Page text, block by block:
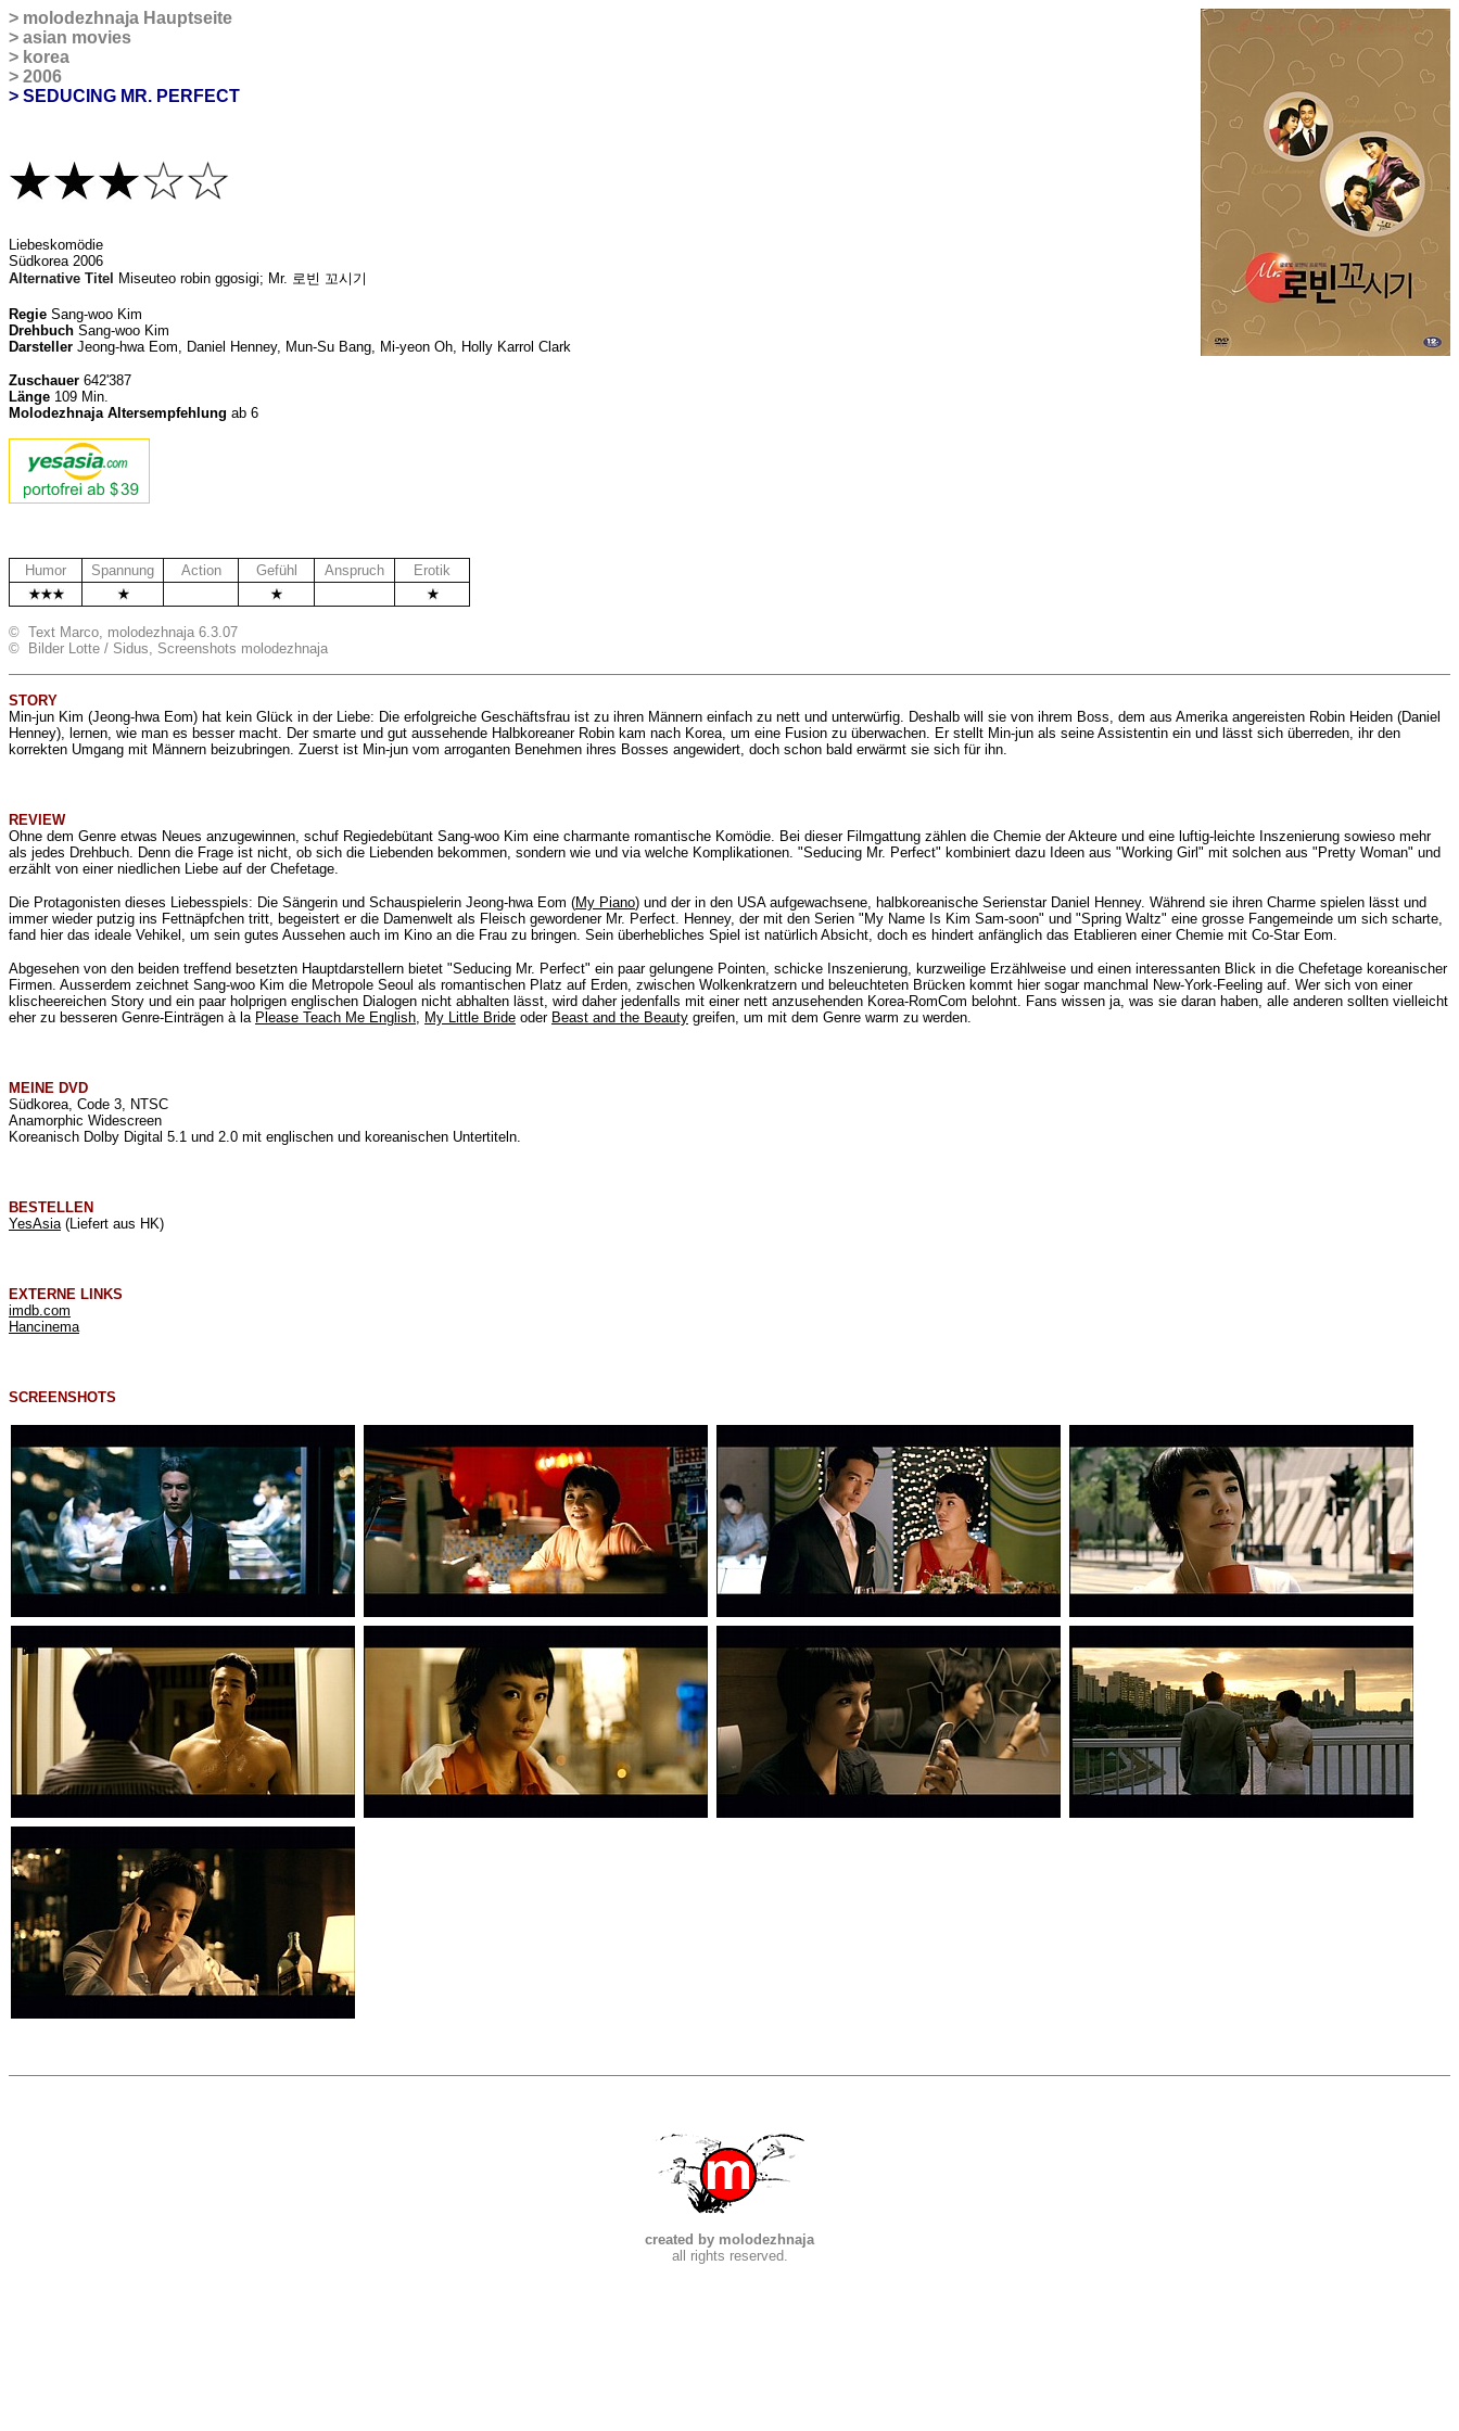
> molodezhnaja Hauptseite
> asian movies
> korea
> 2006
> SEDUCING MR. PERFECT
Liebeskomödie
Südkorea 2006
Alternative Titel
Miseuteo robin ggosigi; Mr. 로빈 꼬시기
Regie Sang-woo Kim
Drehbuch Sang-woo Kim
Darsteller Jeong-hwa Eom, Daniel Henney, Mun-Su Bang, Mi-yeon Oh, Holly Karrol Clark
Zuschauer 642'387
Länge 109 Min.
Molodezhnaja Altersempfehlung ab 6
Humor Spannung Action Gefühl Anspruch
Erotik
© Text Marco, molodezhnaja 6.3.07
© Bilder Lotte / Sidus, Screenshots molodezhnaja
STORY
Min-jun Kim (Jeong-hwa Eom) hat kein Glück in der Liebe: Die erfolgreiche Geschäftsfrau ist zu ihren Männern einfach zu nett und unterwürfig. Deshalb will sie von ihrem Boss, dem aus Amerika angereisten Robin Heiden (Daniel
Henney), lernen, wie man es besser macht. Der smarte und gut aussehende Halbkoreaner Robin kam nach Korea, um eine Fusion zu überwachen. Er stellt Min-jun als seine Assistentin ein und lässt sich überreden, ihr den
korrekten Umgang mit Männern beizubringen. Zuerst ist Min-jun vom arroganten Benehmen ihres Bosses angewidert, doch schon bald erwärmt sie sich für ihn.
REVIEW
Ohne dem Genre etwas Neues anzugewinnen, schuf Regiedebütant Sang-woo Kim eine charmante romantische Komödie. Bei dieser Filmgattung zählen die Chemie der Akteure und eine luftig-leichte Inszenierung sowieso mehr
als jedes Drehbuch. Denn die Frage ist nicht, ob sich die Liebenden bekommen, sondern wie und via welche Komplikationen. "Seducing Mr. Perfect" kombiniert dazu Ideen aus "Working Girl" mit solchen aus "Pretty Woman" und
erzählt von einer niedlichen Liebe auf der Chefetage.
Die Protagonisten dieses Liebesspiels: Die Sängerin und Schauspielerin Jeong-hwa Eom (My Piano) und der in den USA aufgewachsene, halbkoreanische Serienstar Daniel Henney. Während sie ihren Charme spielen lässt und
immer wieder putzig ins Fettnäpfchen tritt, begeistert er die Damenwelt als Fleisch gewordener Mr. Perfect. Henney, der mit den Serien "My Name Is Kim Sam-soon" und "Spring Waltz" eine grosse Fangemeinde um sich scharte,
fand hier das ideale Vehikel, um sein gutes Aussehen auch im Kino an die Frau zu bringen. Sein überhebliches Spiel ist natürlich Absicht, doch es hindert anfänglich das Etablieren einer Chemie mit Co-Star Eom.
Abgesehen von den beiden treffend besetzten Hauptdarstellern bietet "Seducing Mr. Perfect" ein paar gelungene Pointen, schicke Inszenierung, kurzweilige Erzählweise und einen interessanten Blick in die Chefetage koreanischer
Firmen. Ausserdem zeichnet Sang-woo Kim die Metropole Seoul als romantischen Platz auf Erden, zwischen Wolkenkratzern und beleuchteten Brücken kommt hier sogar manchmal New-York-Feeling auf. Wer sich von einer
klischeereichen Story und ein paar holprigen englischen Dialogen nicht abhalten lässt, wird daher jedenfalls mit einer nett anzusehenden Korea-RomCom belohnt. Fans wissen ja, was sie daran haben, alle anderen sollten vielleicht
eher zu besseren Genre-Einträgen à la Please Teach Me English, My Little Bride oder Beast and the Beauty greifen, um mit dem Genre warm zu werden.
MEINE DVD
Südkorea, Code 3, NTSC
Anamorphic Widescreen
Koreanisch Dolby Digital 5.1 und 2.0 mit englischen und koreanischen Untertiteln.
BESTELLEN
YesAsia(Liefert aus HK)
EXTERNE LINKS
imdb.com
Hancinema
SCREENSHOTS
created by molodezhnaja
all rights reserved.